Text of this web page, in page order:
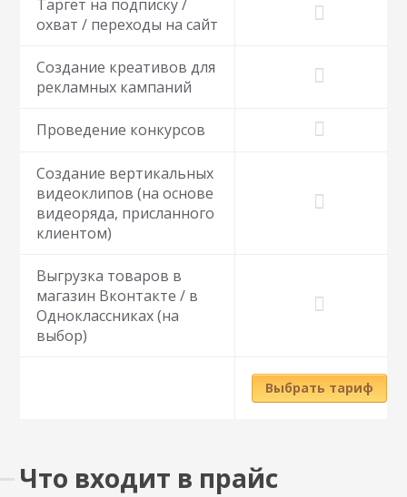
Таргет на подписку /
охват / переходы на сайт
Создание креативов для
рекламных кампаний
Проведение конкурсов
Создание вертикальных
видеоклипов (на основе
видеоряда, присланного
клиентом)
Выгрузка товаров в
магазин Вконтакте / в
Одноклассниках (на
выбор)
Выбрать тариф
Что входит в прайс